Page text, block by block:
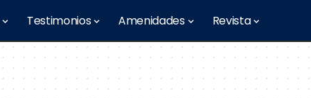
Testimonios Amenidades Revista